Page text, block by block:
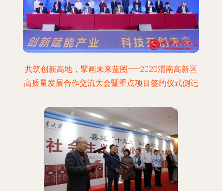
共筑创新高地，擘画未来蓝图——2020渭南高新区
高质量发展合作交流大会暨重点项目签约仪式侧记